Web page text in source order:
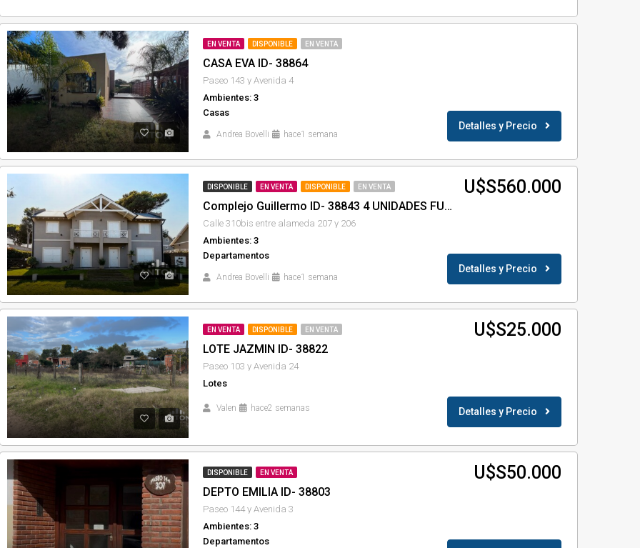
EN VENTA DISPONIBLE EN VENTA
CASA EVA ID- 38864
Paseo 143 y Avenida 4
Ambientes: 3
Casas
Andrea Bovelli hace1 semana
Detalles y Precio
DISPONIBLE EN VENTA DISPONIBLE EN VENTA
Complejo Guillermo ID- 38843 4 UNIDADES FUNCIONALES
Calle 310bis entre alameda 207 y 206
Ambientes: 3
Departamentos
Andrea Bovelli hace1 semana
U$S560.000
Detalles y Precio
EN VENTA DISPONIBLE EN VENTA
LOTE JAZMIN ID- 38822
Paseo 103 y Avenida 24
Lotes
Valen hace2 semanas
U$S25.000
Detalles y Precio
DISPONIBLE EN VENTA
DEPTO EMILIA ID- 38803
Paseo 144 y Avenida 3
Ambientes: 3
Departamentos
U$S50.000